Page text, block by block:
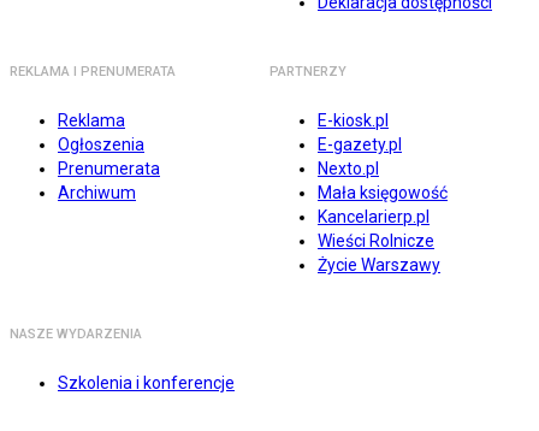
REKLAMA I PRENUMERATA
Reklama
Ogłoszenia
Prenumerata
Archiwum
PARTNERZY
E-kiosk.pl
E-gazety.pl
Nexto.pl
Mała księgowość
Kancelarierp.pl
Wieści Rolnicze
Życie Warszawy
NASZE WYDARZENIA
Szkolenia i konferencje